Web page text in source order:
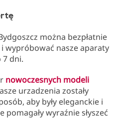
można bezpłatnie
wypróbować nasze aparaty
7 dni.
nowoczesnych modeli
urzadzenia zostały
aby były eleganckie i
wyraźnie słyszeć